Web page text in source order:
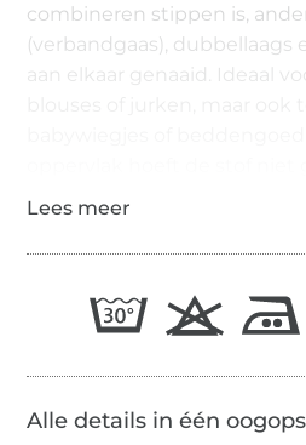
combineren stippen is,
(verbandgaas),
aan elkaar genaaid. Ideaal
Alle details in één